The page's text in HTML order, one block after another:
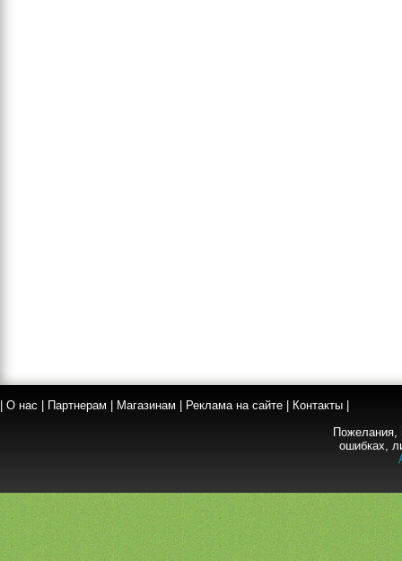
О нас Партнерам Магазинам Реклама на сайте Контакты
Пожелания,
ошибках,